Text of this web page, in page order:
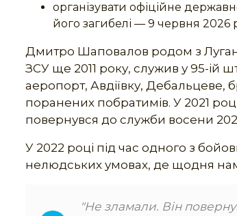
організувати офіційне
його загибелі — 9 червня 2026
Дмитро Шаповалов родом з
ЗСУ ще 2011 року, служив у 95-
аеропорт, Авдіївку, Дебальцеве,
поранених побратимів. У 2021
повернувся до служби восени
У 2022 році під час одного з
нелюдських умовах, де щодня
"Не зламали. Він